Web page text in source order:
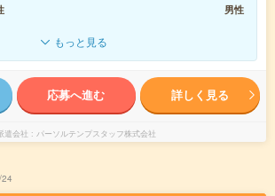
男性
もっと見る
応募へ進む 詳しく見る
遣会社 パーソルテンプスタッフ株式会社